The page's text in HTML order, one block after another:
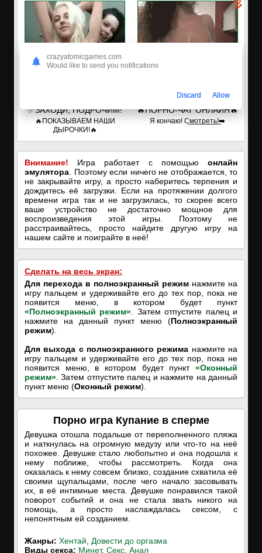
✅ЗАХОДИ, ПОДРОЧИМ!
🔥ПОКАЗЫВАЕМ НАШИ
ДЫРОЧКИ!🔥
🔥ПОРНО-ЧАТ ОНЛАЙН🔥
Я кончаю! С͟м͟о͟т͟р͟е͟т͟ь͟!➡️
Внимание! Игра работает с помощью онлайн
эмулятора . Поэтому если ничего не отображается, то
не закрывайте игру, а просто наберитесь терпения и
дождитесь её загрузки. Если на протяжении долгого
времени игра так и не загрузилась, то скорее всего
ваше устройство не достаточно мощное для
воспроизведения этой игры. Поэтому не
расстраивайтесь, просто найдите другую игру на
нашем сайте и поиграйте в неё!
Сделать на весь экран:
Для перехода в полноэкранный режим нажмите на
игру пальцем и удерживайте его до тех пор, пока не
появится меню, в котором будет пункт
«Полноэкранный режим» . Затем отпустите палец и
нажмите на данный пункт меню (Полноэкранный
режим).
Для выхода с полноэкранного режима нажмите на
игру пальцем и удерживайте его до тех пор, пока не
появится меню, в котором будет пункт «Оконный
режим» . Затем отпустите палец и нажмите на данный
пункт меню (Оконный режим).
Порно игра Купание в сперме
Девушка отошла подальше от переполненного пляжа
и наткнулась на огромную медузу или что-то на неё
похожее. Девушке стало любопытно и она подошла к
нему поближе, чтобы рассмотреть. Когда она
оказалась к нему совсем близко, создание схватила её
своими щупальцами, после чего начало засовывать
их, в её интимные места. Девушке понравился такой
поворот событий и она не стала звать никого на
помощь, а просто наслаждалась сексом, с
непонятным ей созданием.
Жанры: Хентай
Довести до оргазма
Виды секса: Минет, Секс Анал
crazyatomicgames.com
Would like to send you notifications
Discard Allow